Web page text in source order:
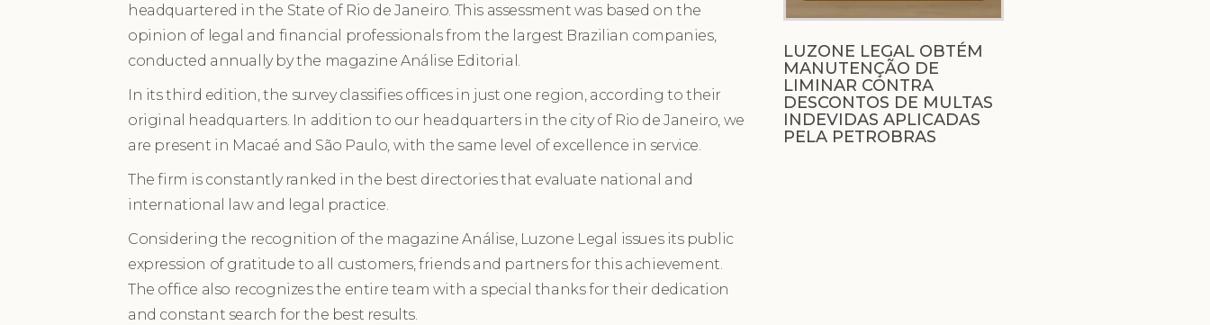
headquartered in the State of Rio de Janeiro. This assessment was based on the
opinion of legal and financial professionals from the largest Brazilian companies,
conducted annually by the magazine Análise Editorial.
In its third edition, the survey classifies offices in just one region, according to their
original headquarters. In addition to our headquarters in the city of Rio de Janeiro, we
are present in Macaé and São Paulo, with the same level of excellence in service.
The firm is constantly ranked in the best directories that evaluate national and
international law and legal practice.
Considering the recognition of the magazine Análise, Luzone Legal issues its public
expression of gratitude to all customers, friends and partners for this achievement.
The office also recognizes the entire team with a special thanks for their dedication
and constant search for the best results.
LUZONE LEGAL OBTÉM
MANUTENÇÃO DE
LIMINAR CONTRA
DESCONTOS DE MULTAS
INDEVIDAS APLICADAS
PELA PETROBRAS